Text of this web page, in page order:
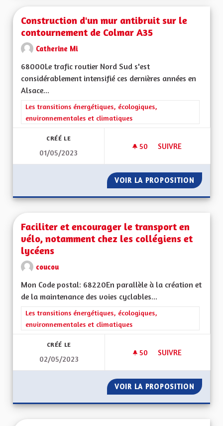
Construction d'un mur antibruit sur le
contournement de Colmar A35
Catherine Mi
68000Le trafic routier Nord Sud s'est
considérablement intensifié ces dernières années en
Alsace...
Filtrer les résultats de la catégorie : Les transitions
Les transitions énergétiques, écologiques,
environnementales et climatiques
CRÉÉ LE
01/05/2023
50 50 ABONNÉS
SUIVRE
VOIR LA PROPOSITION
Faciliter et encourager le transport en
vélo, notamment chez les collégiens et
lycéens
coucou
Mon Code postal: 68220En parallèle à la création et
de la maintenance des voies cyclables...
Filtrer les résultats de la catégorie : Les transitions
Les transitions énergétiques, écologiques,
environnementales et climatiques
CRÉÉ LE
02/05/2023
50 50 ABONNÉS
SUIVRE
VOIR LA PROPOSITION